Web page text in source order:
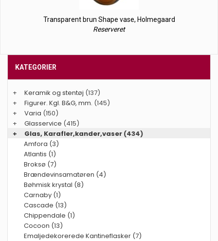
Transparent brun Shape vase, Holmegaard
Reserveret
KATEGORIER
+ Keramik og stentøj (137)
+
Figurer. Kgl. B&G, mm. (145)
+
Varia (150)
+
Glasservice (415)
+
Glas, Karafler,kander,vaser (434)
Amfora (3)
Atlantis (1)
Broksø (7)
Brændevinsamatøren (4)
Bøhmisk krystal (8)
Carnaby (1)
Cascade (13)
Chippendale (1)
Cocoon (13)
Emaljedekorerede Kantineflasker (7)